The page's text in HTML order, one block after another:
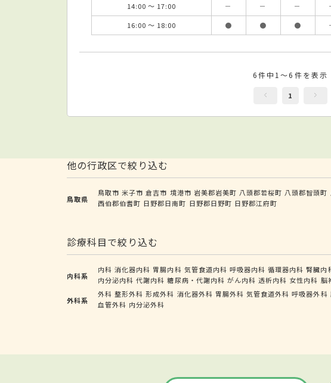
14:00 ～ 17:00
－ － －
16:00 ～ 18:00
● ● ●
6件中1～6件を表示
1
他の行政区で絞り込む
鳥取県
鳥取市 米子市 倉吉市 境港市 岩美郡岩美町 八頭郡若桜町 八頭郡智頭町
西伯郡伯耆町 日野郡日南町 日野郡日野町 日野郡江府町
診療科目で絞り込む
内科系
内科 消化器内科 胃腸内科 気管食道内科 呼吸器内科 循環器内科 腎臓内
内分泌内科 代謝内科 糖尿病・代謝内科 がん内科 透析内科 女性内科 脳
外科系
外科 整形外科 形成外科 消化器外科 胃腸外科 気管食道外科 呼吸器外科
血管外科 内分泌外科